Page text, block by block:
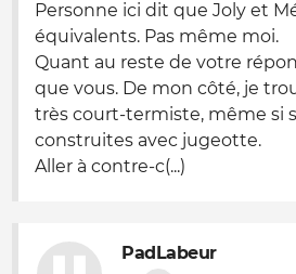
Personne ici dit que Joly et
équivalents. Pas même moi.
Quant au reste de votre
que vous. De mon côté, je
très court-termiste, même si
construites avec jugeotte.
Aller à contre-c(...)
PadLabeur